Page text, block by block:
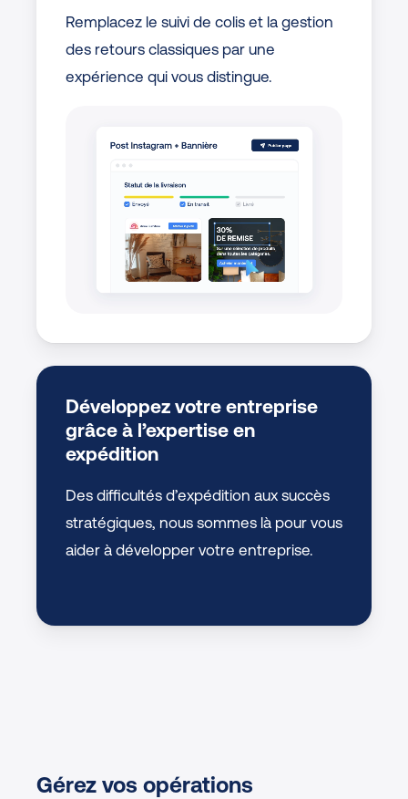
Remplacez le suivi de colis et la gestion
des retours classiques par une
expérience qui vous distingue.
Développez votre entreprise
grâce à l’expertise en
expédition
Des difficultés d’expédition aux succès
stratégiques, nous sommes là pour vous
aider à développer votre entreprise.
Gérez vos opérations